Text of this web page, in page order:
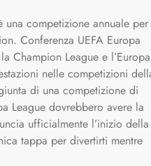
una competizione annuale per
Conferenza UEFA Europa
Champion League e l’Europa
nelle competizioni
di una competizione di
League dovrebbero avere la
ufficialmente l’inizio della
tappa per divertirti mentre